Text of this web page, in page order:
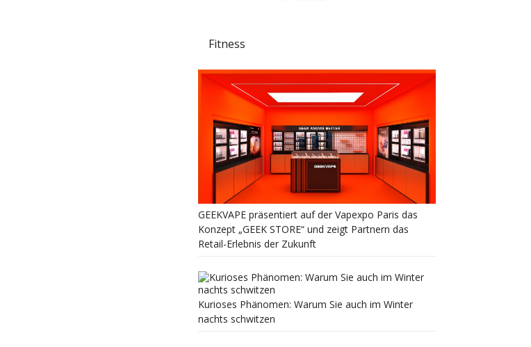
Fitness
GEEKVAPE präsentiert auf der Vapexpo Paris das
Konzept „GEEK STORE“ und zeigt Partnern das
Retail-Erlebnis der Zukunft
Kurioses Phänomen: Warum Sie auch im Winter
nachts schwitzen